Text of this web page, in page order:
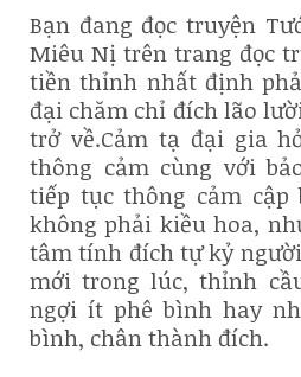
Bạn đang đọc truyện
Miêu Nị trên trang đọc
tiền thỉnh nhất định
đại chăm chỉ đích lão
trở về.Cảm tạ đại gia
thông cảm cùng với
tiếp tục thông cảm cập
không phải kiều hoa,
tâm tính đích tự kỷ
mới trong lúc, thỉnh
ngợi ít phê bình hay
bình, chân thành đích.